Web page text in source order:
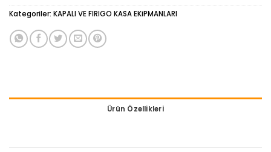
Kategoriler: KAPALI VE FIRIGO KASA EKiPMANLARI
Ürün Özellikleri